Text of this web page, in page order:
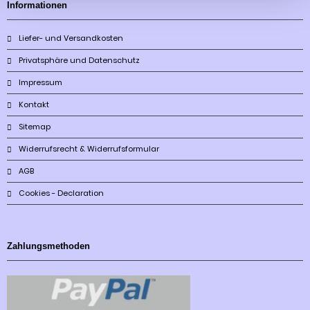
Informationen
Liefer- und Versandkosten
Privatsphäre und Datenschutz
Impressum
Kontakt
Sitemap
Widerrufsrecht & Widerrufsformular
AGB
Cookies - Declaration
Zahlungsmethoden